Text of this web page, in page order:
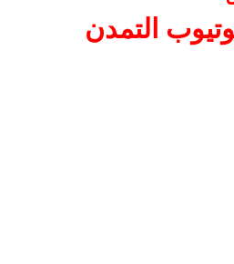
التمدن